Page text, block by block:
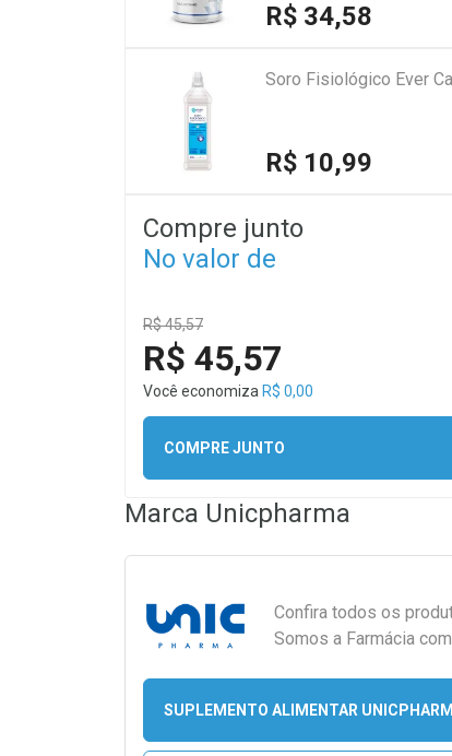
R$ 34,58
Soro Fisiológico Ever
R$ 10,99
Compre junto
No valor de
R$ 45,57
R$ 45,57
Você economiza R$ 0,00
COMPRE JUNTO
Marca Unicpharma
Confira todos os
Somos a Farmácia
SUPLEMENTO ALIMENTAR